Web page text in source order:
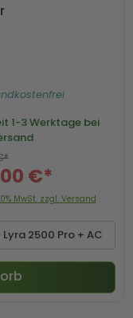
Lyra 2500 Pro + AC
1-3 Werktage bei
€*
MwSt. zzgl. Versand